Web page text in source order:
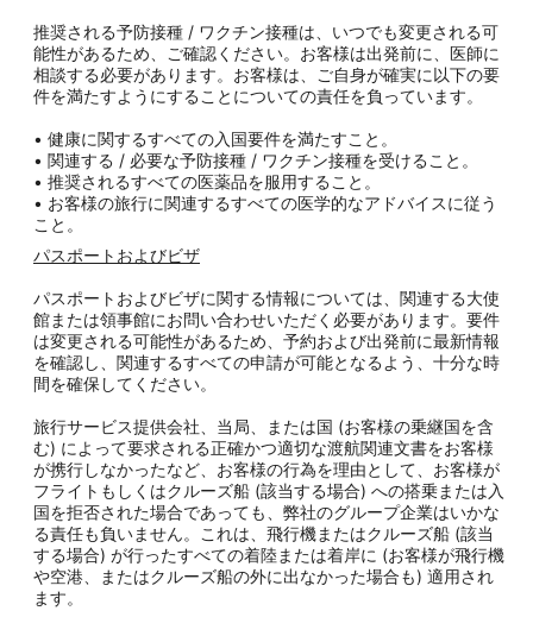
推奨される予防接種 / ワクチン接種は、いつでも変更される可
能性があるため、ご確認ください。お客様は出発前に、医師に
相談する必要があります。お客様は、ご自身が確実に以下の要
件を満たすようにすることについての責任を負っています。
• 健康に関するすべての入国要件を満たすこと。
• 関連する / 必要な予防接種 / ワクチン接種を受けること。
• 推奨されるすべての医薬品を服用すること。
• お客様の旅行に関連するすべての医学的なアドバイスに従う
こと。
パスポートおよびビザ
パスポートおよびビザに関する情報については、関連する大使
館または領事館にお問い合わせいただく必要があります。要件
は変更される可能性があるため、予約および出発前に最新情報
を確認し、関連するすべての申請が可能となるよう、十分な時
間を確保してください。
旅行サービス提供会社、当局、または国 (お客様の乗継国を含
む) によって要求される正確かつ適切な渡航関連文書をお客様
が携行しなかったなど、お客様の行為を理由として、お客様が
フライトもしくはクルーズ船 (該当する場合) への搭乗または入
国を拒否された場合であっても、弊社のグループ企業はいかな
る責任も負いません。これは、飛行機またはクルーズ船 (該当
する場合) が行ったすべての着陸または着岸に (お客様が飛行機
や空港、またはクルーズ船の外に出なかった場合も) 適用され
ます。